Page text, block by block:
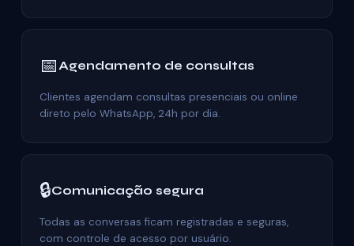
📅Agendamento de consultas
Clientes agendam consultas presenciais ou online
direto pelo WhatsApp, 24h por dia.
🔒Comunicação segura
Todas as conversas ficam registradas e seguras,
com controle de acesso por usuário.